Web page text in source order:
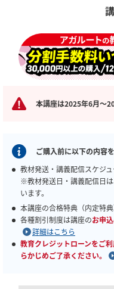
本講座は2025年6月～
ご購入前に以下の内容
教材発送・講義配信スケジ
※教材発送日・講義配信日
います。
本講座の合格特典（内定特
各種割引制度は講座のお申
詳細はこちら
教育クレジットローンをご
らかじめご了承ください。